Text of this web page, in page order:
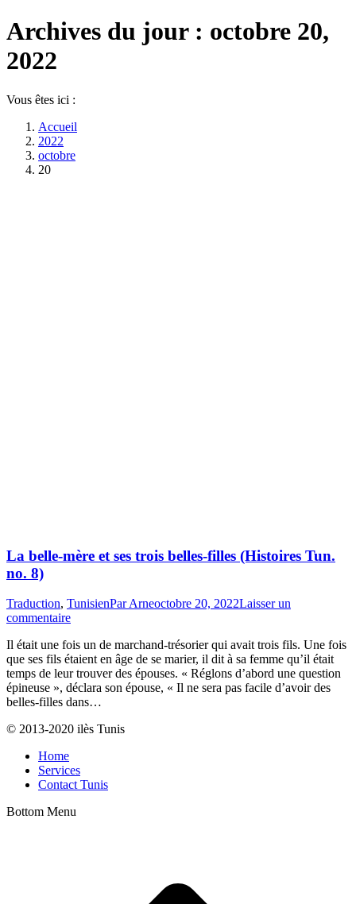
Archives du jour : octobre 20,
2022
Vous êtes ici :
Accueil
2022
octobre
20
La belle-mère et ses trois belles-filles (Histoires Tun.
no. 8)
Traduction, TunisienParArneoctobre 20, 2022Laisser un
commentaire
Il était une fois un de marchand-trésorier qui avait trois fils. Une fois
que ses fils étaient en âge de se marier, il dit à sa femme qu’il était
temps de leur trouver des épouses. « Réglons d’abord une question
épineuse », déclara son épouse, « Il ne sera pas facile d’avoir des
belles-filles dans…
© 2013-2020 ilès Tunis
Home
Services
Contact Tunis
Bottom Menu